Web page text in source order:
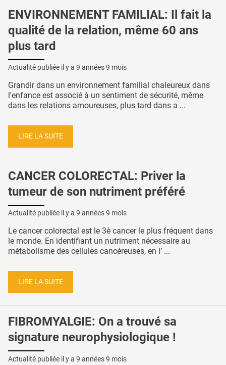
ENVIRONNEMENT FAMILIAL: Il fait la
qualité de la relation, même 60 ans
plus tard
Actualité publiée il y a 9 années 9 mois
Grandir dans un environnement familial chaleureux dans
l'enfance est associé à un sentiment de sécurité, même
dans les relations amoureuses, plus tard dans a ...
LIRE LA SUITE
CANCER COLORECTAL: Priver la
tumeur de son nutriment préféré
Actualité publiée il y a 9 années 9 mois
Le cancer colorectal est le 3è cancer le plus fréquent dans
le monde. En identifiant un nutriment nécessaire au
métabolisme des cellules cancéreuses, en l’ ...
LIRE LA SUITE
FIBROMYALGIE: On a trouvé sa
signature neurophysiologique !
Actualité publiée il y a 9 années 9 mois